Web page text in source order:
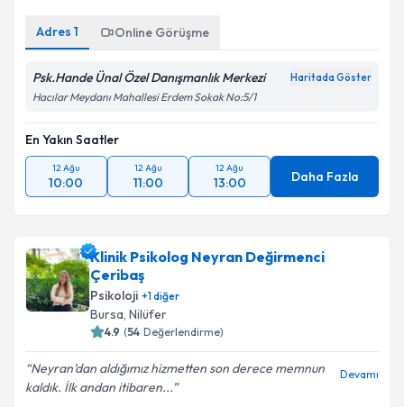
Adres 1 Online Görüşme
Psk.Hande Ünal Özel Danışmanlık Merkezi Haritada Göster
Hacılar Meydanı Mahallesi Erdem Sokak No:5/1
En Yakın Saatler
12 Ağu
10:00
12 Ağu
11:00
12 Ağu
13:00 Daha Fazla
Klinik Psikolog Neyran Değirmenci
Çeribaş
Psikoloji +1diğer
Bursa, Nilüfer
4.9 (54 Değerlendirme)
Neyran’dan aldığımız hizmetten son derece memnun
kaldık. İlk andan itibaren...
Devamı